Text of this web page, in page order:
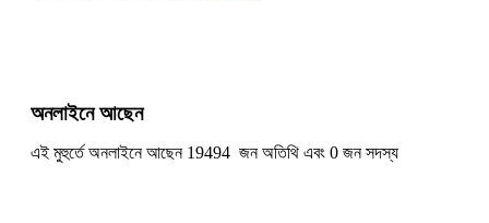
অনলাইনে আছেন
এই মুহুর্তে অনলাইনে আছেন 19494 জন অতিথি এবং 0 জন সদস্য